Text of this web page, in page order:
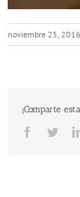
noviembre 25, 2016
¡Comparte
Facebook